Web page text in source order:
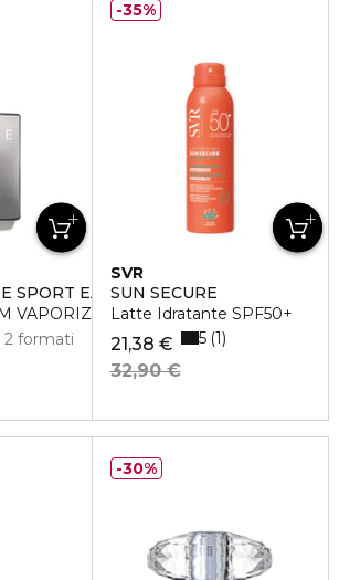
SPORT EAU EXTRÊME
VAPORIZZATORE
2 formati
SVR
SUN SECURE
Latte Idratante SPF50+
21,38 €
32,90 €
5 1
35%
30%